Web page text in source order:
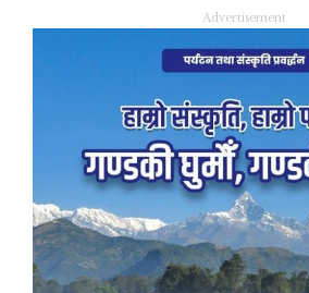
Advertisement